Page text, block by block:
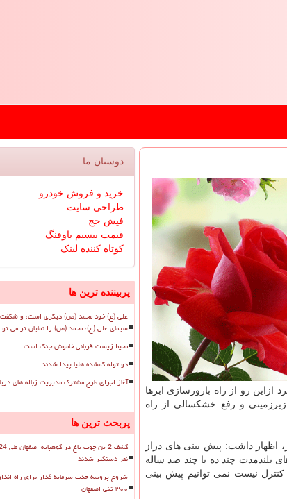
رو از راه بارورسازی ابرها
و رفع خشكسالی از راه
را تأیید می كند یا خیر، اظهار داشت: پیش بینی های دراز
بلندمدت چند ده یا چند صد ساله
نیست نمی توانیم پیش بینی
دوستان ما
خرید و فروش خودرو
طراحی سایت
فیش حج
قیمت بیسیم باوفنگ
کوتاه کننده لینک
پربیننده ترین ها
علی (ع) خود محمد (ص) دیگری است، و شگفت
سیمای علی (ع)، محمد (ص) را نمایان تر می
محیط زیست قربانی خاموش جنگ است
دو توله گمشده هلیا پیدا شدند
آغاز اجرای طرح مشترک مدیریت زباله های
پربحث ترین ها
نفر دستگیر شدند
شروع پروسه جذب سرمایه گذار برای راه
۳۰۰ تنی اصفهان